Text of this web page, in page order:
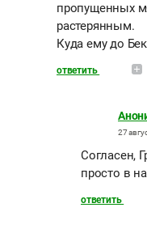
пропущенных
растерянным.
Куда ему до
ответить
27
Согласен,
просто в
ответить